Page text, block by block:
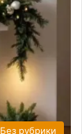
Без рубрики